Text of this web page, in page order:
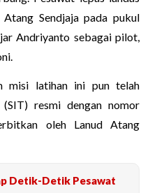
Sendjaja pada pukul
Andriyanto sebagai pilot,
misi latihan ini pun telah
resmi dengan nomor
oleh Lanud Atang
Detik-Detik Pesawat